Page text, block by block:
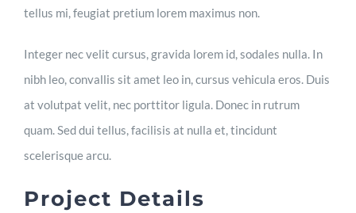
tellus mi, feugiat pretium lorem maximus non.
Integer nec velit cursus, gravida lorem id, sodales nulla. In
nibh leo, convallis sit amet leo in, cursus vehicula eros. Duis
at volutpat velit, nec porttitor ligula. Donec in rutrum
quam. Sed dui tellus, facilisis at nulla et, tincidunt
scelerisque arcu.
Project Details